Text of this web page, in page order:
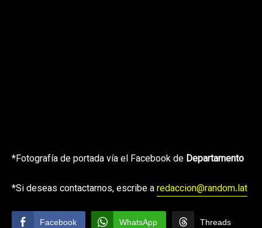
*Fotografía de portada vía el Facebook de Departamento
*Si deseas contactarnos, escribe aredaccion@random.lat
Facebook WhatsApp Threads